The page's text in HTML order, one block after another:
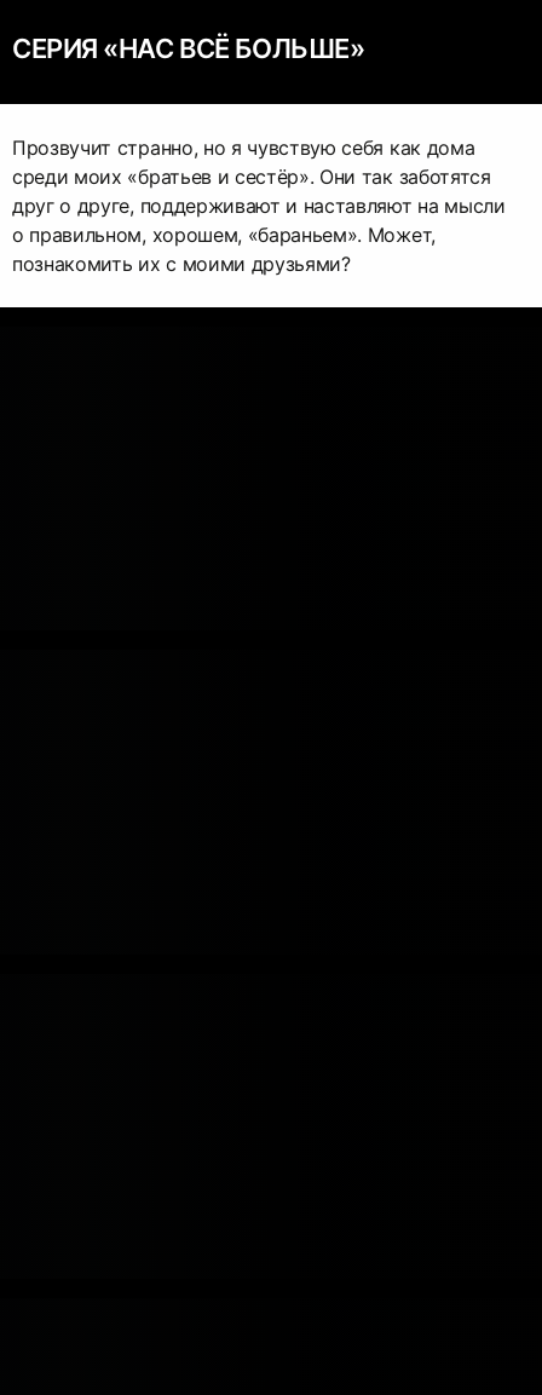
СЕРИЯ «НАС ВСЁ БОЛЬШЕ»
Прозвучит странно, но я чувствую себя как дома
среди моих «братьев и сестёр». Они так заботятся
друг о друге, поддерживают и наставляют на мысли
о правильном, хорошем, «бараньем». Может,
познакомить их с моими друзьями?